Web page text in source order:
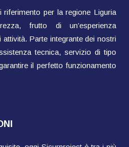
per la regione Liguria
frutto di un’esperienza
Parte integrante dei nostri
tecnica, servizio di tipo
il perfetto funzionamento